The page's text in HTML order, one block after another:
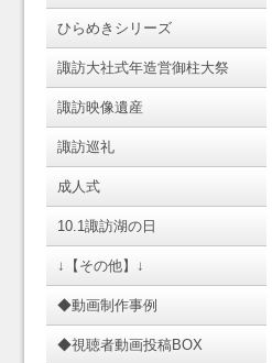
ひらめきシリーズ
諏訪大社式年造営御柱大祭
諏訪映像遺産
諏訪巡礼
成人式
10.1諏訪湖の日
↓【その他】↓
◆動画制作事例
◆視聴者動画投稿BOX